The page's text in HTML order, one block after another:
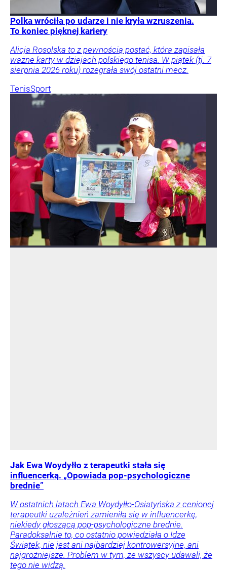
Polka wróciła po udarze i nie kryła wzruszenia.
To koniec pięknej kariery
Alicja Rosolska to z pewnością postać, która zapisała
ważne karty w dziejach polskiego tenisa. W piątek (tj. 7
sierpnia 2026 roku) rozegrała swój ostatni mecz.
TenisSport
Jak Ewa Woydyłło z terapeutki stała się
influencerką. „Opowiada pop-psychologiczne
brednie”
W ostatnich latach Ewa Woydyłło-Osiatyńska z cenionej
terapeutki uzależnień zamieniła się w influencerkę,
niekiedy głoszącą pop-psychologiczne brednie.
Paradoksalnie to, co ostatnio powiedziała o Idze
Świątek, nie jest ani najbardziej kontrowersyjne, ani
najgroźniejsze. Problem w tym, że wszyscy udawali, że
tego nie widzą.